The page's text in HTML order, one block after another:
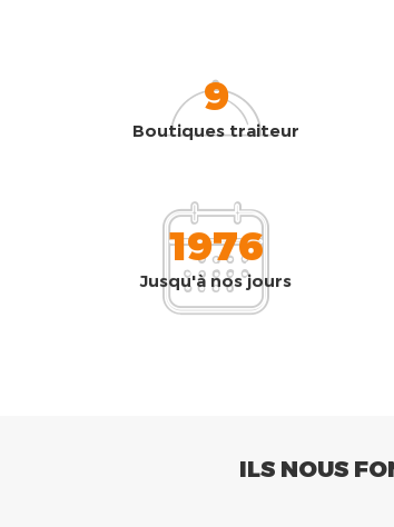
9
Boutiques traiteur
1976
Jusqu'à nos jours
ILS NOUS